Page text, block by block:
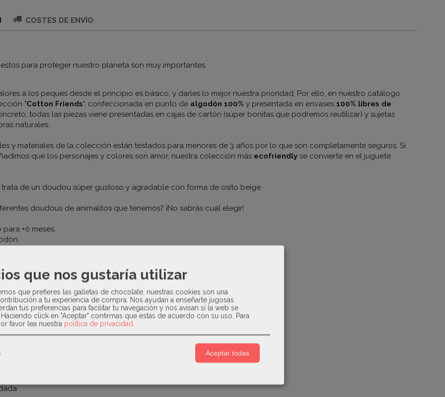
COSTES DE ENVÍO
para proteger nuestro planeta son muy importantes.
a los peques desde el principio es básico, y darles lo mejor nuestra prioridad. Por ello, en nuestro catálogo
"Cotton Friends", confeccionada en punto de algodón 100%y presentada en envases100% libres de
todas las piezas viene presentadas en cajas de cartón (súper bonitas que podremos reutilizar) y sujetas
naturales.
y materiales de la colección están testados para menores de 3 años por lo que son completamente seguros. Si
que los personajes y colores son amor, nuestra colección más ecofriendlyse convierte en el juguete
trata de un doudou súper gustoso y agradable con forma de osito beige.
doudous de animalitos que tenemos? ¡No sabrás cuál elegir!
+0 meses.
que nos gustaría utilizar
que prefieres las galletas de chocolate, nuestras cookies son una
a tu experiencia de compra. Nos ayudan a enseñarte jugosas
tus preferencias para facilitar tu navegación y nos avisan si la web se
click en "Aceptar" confirmas que estás de acuerdo con su uso. Para
favor lea nuestra política de privacidad
Aceptar todas